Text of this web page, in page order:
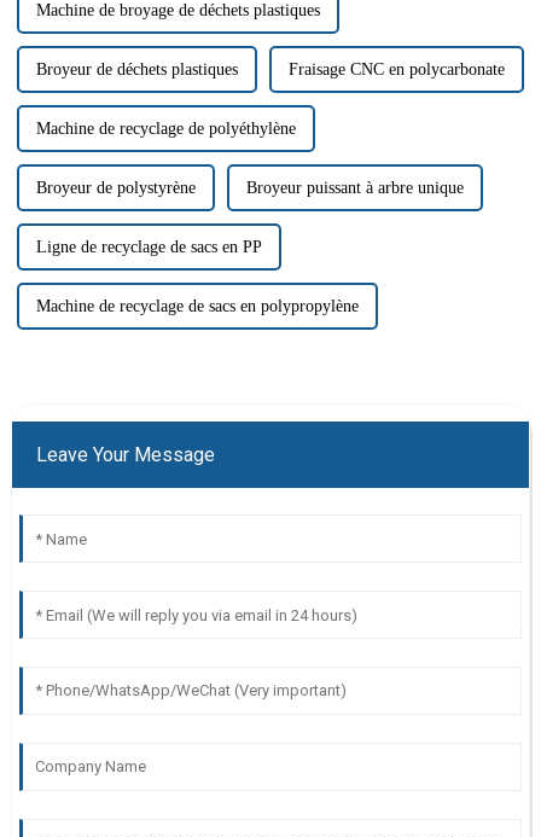
Machine de broyage de déchets plastiques
Broyeur de déchets plastiques Fraisage CNC en polycarbonate
Machine de recyclage de polyéthylène
Broyeur de polystyrène Broyeur puissant à arbre unique
Ligne de recyclage de sacs en PP
Machine de recyclage de sacs en polypropylène
Leave Your Message